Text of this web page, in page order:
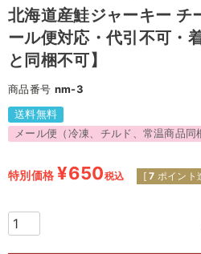
北海道産鮭ジャーキー チ
ール便対応・代引不可・
と同梱不可】
商品番号 nm-3
送料無料
メール便（冷凍、チルド、常温商品同
特別価格 ¥650税込 [ 7 ポイント